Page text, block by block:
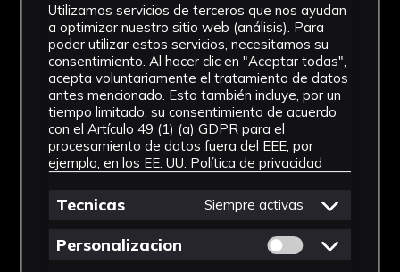
Utilizamos servicios de terceros que nos ayudan
a optimizar nuestro sitio web (análisis). Para
poder utilizar estos servicios, necesitamos su
consentimiento. Al hacer clic en "Aceptar todas",
acepta voluntariamente el tratamiento de datos
antes mencionado. Esto también incluye, por un
tiempo limitado, su consentimiento de acuerdo
con el Artículo 49 (1) (a) GDPR para el
procesamiento de datos fuera del EEE, por
ejemplo, en los EE. UU. Política de privacidad
Tecnicas Siempre activas
Personalizacion Permitir cookies